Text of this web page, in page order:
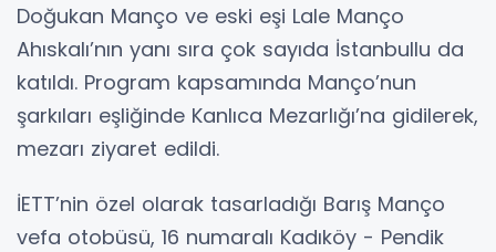
Doğukan Manço ve eski eşi Lale Manço
Ahıskalı’nın yanı sıra çok sayıda İstanbullu da
katıldı. Program kapsamında Manço’nun
şarkıları eşliğinde Kanlıca Mezarlığı’na gidilerek,
mezarı ziyaret edildi.
İETT’nin özel olarak tasarladığı Barış Manço
vefa otobüsü, 16 numaralı Kadıköy - Pendik